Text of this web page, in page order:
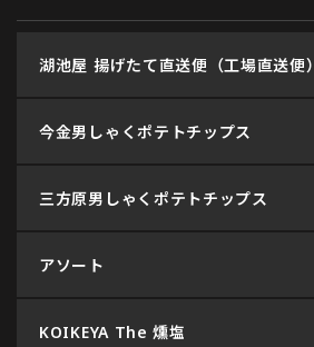
湖池屋 揚げたて直送便（工場直送便）
今金男しゃくポテトチップス
三方原男しゃくポテトチップス
アソート
KOIKEYA The 燻塩